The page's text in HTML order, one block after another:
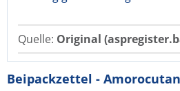
Quelle: Original
Beipackzettel -